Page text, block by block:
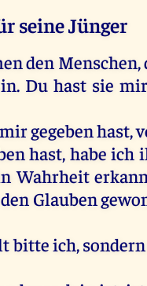
seine Jünger
den
Du hast sie
gegeben hast,
hast, habe ich
Wahrheit
Glauben
bitte ich,